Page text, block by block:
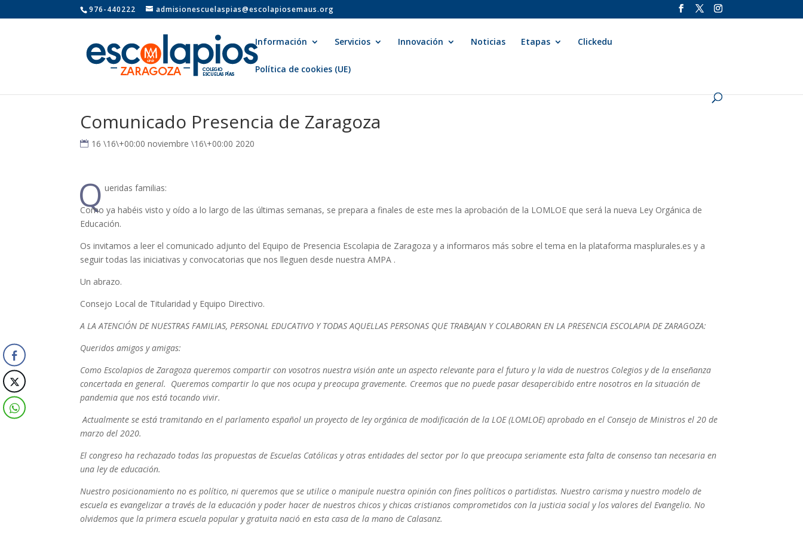
976-440222 admisionescuelaspias@escolapiosemaus.org
Información Servicios Innovación Noticias Etapas Clickedu
Política de cookies (UE)
Comunicado Presencia de Zaragoza
16 \16\+00:00 noviembre \16\+00:00 2020
Q ueridas familias:
Como ya habéis visto y oído a lo largo de las últimas semanas, se prepara a finales de este mes la aprobación de la LOMLOE que será la nueva Ley Orgánica de
Educación.
Os invitamos a leer el comunicado adjunto del Equipo de Presencia Escolapia de Zaragoza y a informaros más sobre el tema en la plataforma masplurales.es y a
seguir todas las iniciativas y convocatorias que nos lleguen desde nuestra AMPA .
Un abrazo.
Consejo Local de Titularidad y Equipo Directivo.
A LA ATENCIÓN DE NUESTRAS FAMILIAS, PERSONAL EDUCATIVO Y TODAS AQUELLAS PERSONAS QUE TRABAJAN Y COLABORAN EN LA PRESENCIA ESCOLAPIA DE ZARAGOZA:
Queridos amigos y amigas:
Como Escolapios de Zaragoza queremos compartir con vosotros nuestra visión ante un aspecto relevante para el futuro y la vida de nuestros Colegios y de la enseñanza
concertada en general. Queremos compartir lo que nos ocupa y preocupa gravemente. Creemos que no puede pasar desapercibido entre nosotros en la situación de
pandemia que nos está tocando vivir.
Actualmente se está tramitando en el parlamento español un proyecto de ley orgánica de modificación de la LOE (LOMLOE) aprobado en el Consejo de Ministros el 20 de
marzo del 2020.
El congreso ha rechazado todas las propuestas de Escuelas Católicas y otras entidades del sector por lo que preocupa seriamente esta falta de consenso tan necesaria en
una ley de educación.
Nuestro posicionamiento no es político, ni queremos que se utilice o manipule nuestra opinión con fines políticos o partidistas. Nuestro carisma y nuestro modelo de
escuela es evangelizar a través de la educación y poder hacer de nuestros chicos y chicas cristianos comprometidos con la justicia social y los valores del Evangelio. No
olvidemos que la primera escuela popular y gratuita nació en esta casa de la mano de Calasanz.